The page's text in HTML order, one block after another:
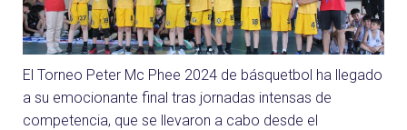
El Torneo Peter Mc Phee 2024 de básquetbol ha llegado
a su emocionante final tras jornadas intensas de
competencia, que se llevaron a cabo desde el